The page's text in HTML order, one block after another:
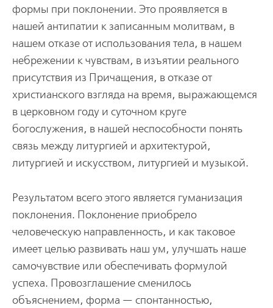
формы при поклонении. Это проявляется в
нашей антипатии к записанным молитвам, в
нашем отказе от использования тела, в нашем
небрежении к чувствам, в изъятии реального
присутствия из Причащения, в отказе от
христианского взгляда на время, выражающемся
в церковном году и суточном круге
богослужения, в нашей неспособности понять
связь между литургией и архитектурой,
литургией и искусством, литургией и музыкой.
Результатом всего этого является гуманизация
поклонения. Поклонение приобрело
человеческую направленность, и как таковое
имеет целью развивать наш ум, улучшать наше
самочувствие или обеспечивать формулой
успеха. Провозглашение сменилось
объяснением, форма — спонтанностью,